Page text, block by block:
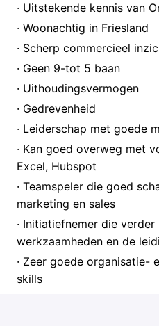
· Uitstekende kennis van
· Woonachtig in Friesland
· Scherp commercieel
· Geen 9-tot 5 baan
· Uithoudingsvermogen
· Gedrevenheid
· Leiderschap met goede
· Kan goed overweg met
Excel, Hubspot
· Teamspeler die goed
marketing en sales
· Initiatiefnemer die
werkzaamheden en de
· Zeer goede organisatie-
skills